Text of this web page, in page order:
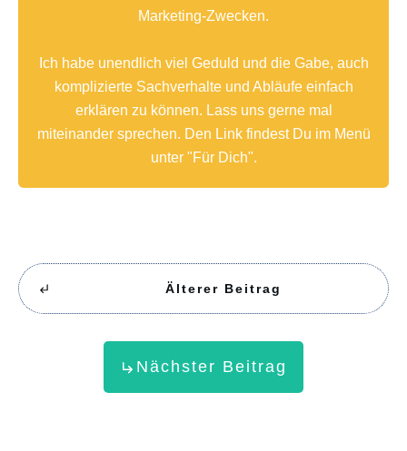
Marketing-Zwecken.
Ich habe unendlich viel Geduld und die Gabe, auch
komplizierte Sachverhalte und Abläufe einfach
erklären zu können. Lass uns gerne mal
miteinander sprechen. Den Link findest Du im Menü
unter "Für Dich".
Älterer Beitrag
Nächster Beitrag